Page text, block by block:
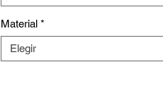
Material *
Elegir